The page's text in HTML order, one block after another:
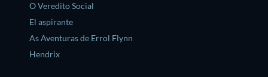
O Veredito Social
El aspirante
As Aventuras de Errol Flynn
Hendrix